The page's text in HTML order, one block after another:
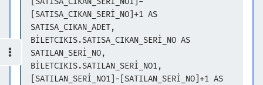
[SATISA_CIKAN_SERİ_NO]+1 AS
SATISA_CIKAN_ADET,
BİLETCIKIS.SATISA_CIKAN_SERİ_NO AS
SATILAN_SERİ_NO,
BİLETCIKIS.SATILAN_SERİ_NO1,
[SATILAN_SERİ_NO1]-[SATILAN_SERİ_NO]+1 AS